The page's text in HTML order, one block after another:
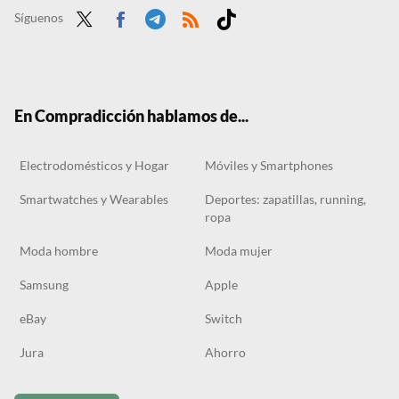
Síguenos
En Compradicción hablamos de...
Electrodomésticos y Hogar Móviles y Smartphones
Smartwatches y Wearables
Deportes: zapatillas, running,
ropa
Moda hombre Moda mujer
Samsung Apple
eBay Switch
Jura Ahorro